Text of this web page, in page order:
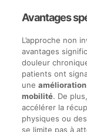
Avantages
L’approche non
avantages
douleur
patients ont
une
mobilité. De
accélérer la
physiques ou
se limite pas à